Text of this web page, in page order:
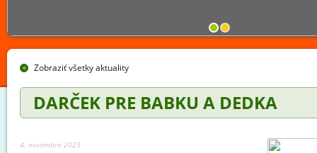
Zobraziť všetky aktuality
DARČEK PRE BABKU A DEDKA
4. novembra 2025